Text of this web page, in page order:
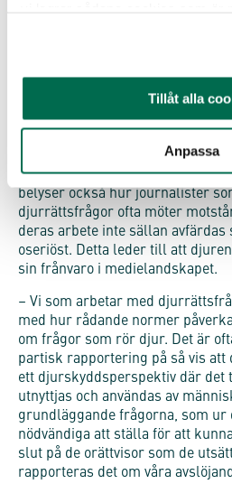
Tillåt alla
Anpassa
I en nypublicerad vetenskaplig
djurrättslig medierapportering,
Carreras, doktor i
konventioner, strukturella
som just spektakel eller passiva
deras agens, rättigheter och
belyser också hur journalister
djurrättsfrågor ofta möter
deras arbete inte sällan
oseriöst. Detta leder till att
sin frånvaro i medielandskapet.
– Vi som arbetar med
med hur rådande normer
om frågor som rör djur. Det är
partisk rapportering på så vis att
ett djurskyddsperspektiv där det
utnyttjas och användas av
grundläggande frågorna, som ur
nödvändiga att ställa för att
slut på de orättvisor som de
rapporteras det om våra